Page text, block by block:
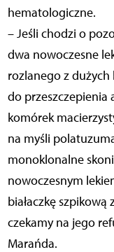
hematologiczne.
– Jeśli chodzi o
dwa nowoczesne
rozlanego z dużych
do
komórek
na myśli
monoklonalne
nowoczesnym
białaczkę szpikową
czekamy na jego
Marańda.